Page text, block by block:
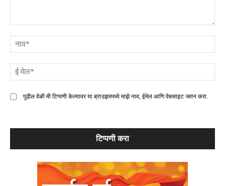
पुढील वेळी मी टिप्पणी केल्यावर या ब्राउझरमध्ये माझे नाव, ईमेल आणि वेबसाइट जतन करा.